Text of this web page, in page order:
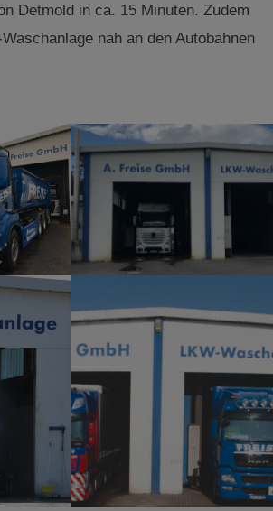
Detmold in ca. 15 Minuten. Zudem
nah an den Autobahnen